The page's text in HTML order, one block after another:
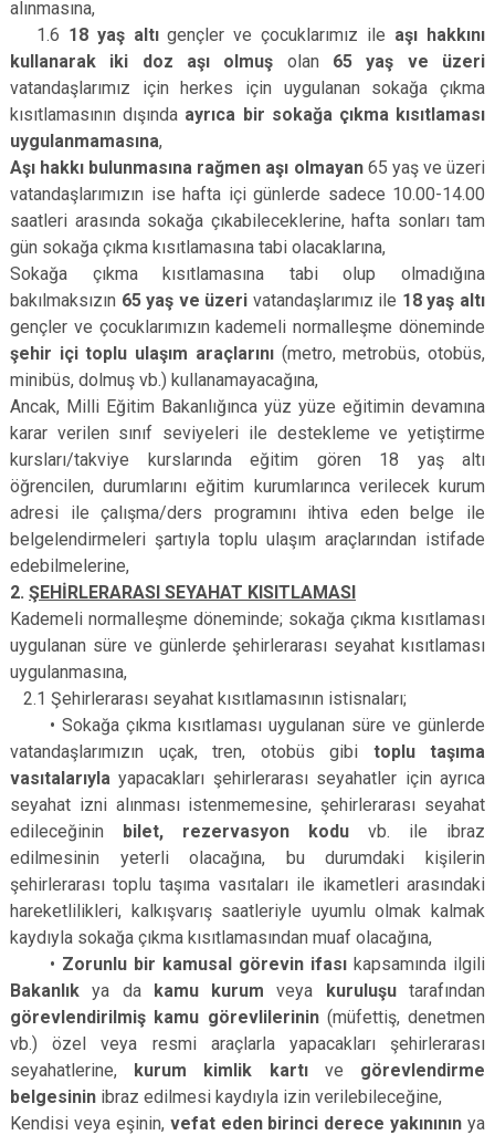
alınmasına,
1.6 18 yaş altıgençler ve çocuklarımız ile aşı hakkını
kullanarak iki doz aşı olmuş olan 65 yaş ve üzeri
vatandaşlarımız için herkes için uygulanan sokağa çıkma
kısıtlamasının dışında ayrıca bir sokağa çıkma kısıtlaması
uygulanmamasına,
Aşı hakkı bulunmasına rağmen aşı olmayan65 yaş ve üzeri
vatandaşlarımızın ise hafta içi günlerde sadece 10.00-­14.00
saatleri arasında sokağa çıkabileceklerine, hafta sonları tam
gün sokağa çıkma kısıtlamasına tabi olacaklarına,
Sokağa çıkma kısıtlamasına tabi olup olmadığına
bakılmaksızın 65 yaş ve üzeri vatandaşlarımız ile 18 yaş altı
gençler ve çocuklarımızın kademeli normalleşme döneminde
şehir içi toplu ulaşım araçlarını(metro, metrobüs, otobüs,
minibüs, dolmuş vb.) kullanamayacağına,
Ancak, Milli Eğitim Bakanlığınca yüz yüze eğitimin devamına
karar verilen sınıf seviyeleri ile destekleme ve yetiştirme
kursları/takviye kurslarında eğitim gören 18 yaş altı
öğrencilen, durumlarını eğitim kurumlarınca verilecek kurum
adresi ile çalışma/ders programını ihtiva eden belge ile
belgelendirmeleri şartıyla toplu ulaşım araçlarından istifade
edebilmelerine,
2. ŞEHİRLERARASI SEYAHAT KISITLAMASI
Kademeli normalleşme döneminde; sokağa çıkma kısıtlaması
uygulanan süre ve günlerde şehirlerarası seyahat kısıtlaması
uygulanmasına,
2.1 Şehirlerarası seyahat kısıtlamasının istisnaları;
• Sokağa çıkma kısıtlaması uygulanan süre ve günlerde
vatandaşlarımızın uçak, tren, otobüs gibi toplu taşıma
vasıtalarıyla yapacakları şehirlerarası seyahatler için ayrıca
seyahat izni alınması istenmemesine, şehirlerarası seyahat
edileceğinin bilet, rezervasyon kodu vb. ile ibraz
edilmesinin yeterli olacağına, bu durumdaki kişilerin
şehirlerarası toplu taşıma vasıtaları ile ikametleri arasındaki
hareketlilikleri, kalkış­varış saatleriyle uyumlu olmak kalmak
kaydıyla sokağa çıkma kısıtlamasından muaf olacağına,
• Zorunlu bir kamusal görevin ifası kapsamında ilgili
Bakanlık ya da kamu kurum veya kuruluşutarafından
görevlendirilmiş kamu görevlilerinin(müfettiş, denetmen
vb.) özel veya resmi araçlarla yapacakları şehirlerarası
seyahatlerine, kurum kimlik kartıve görevlendirme
belgesinin ibraz edilmesi kaydıyla izin verilebileceğine,
Kendisi veya eşinin, vefat eden birinci derece yakınının ya